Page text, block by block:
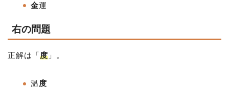
金運
右の問題
正解は「度」。
温 度